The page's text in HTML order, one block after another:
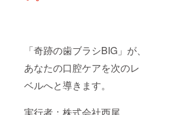
「奇跡の歯ブラシBIG」が、
あなたの口腔ケアを次のレ
ベルへと導きます。
実行者：株式会社西尾